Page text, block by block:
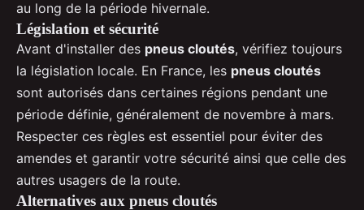
au long de la période hivernale.
Législation et sécurité
Avant d'installer des pneus cloutés, vérifiez toujours
la législation locale. En France, les pneus cloutés
sont autorisés dans certaines régions pendant une
période définie, généralement de novembre à mars.
Respecter ces règles est essentiel pour éviter des
amendes et garantir votre sécurité ainsi que celle des
autres usagers de la route.
Alternatives aux pneus cloutés